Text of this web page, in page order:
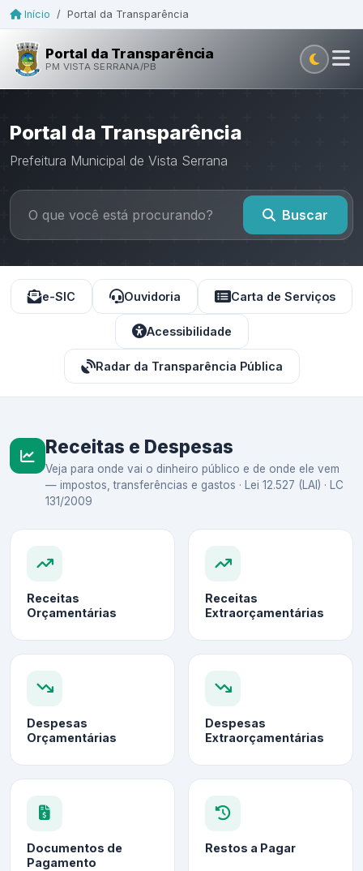
Início / Portal da Transparência
Portal da Transparência
PM VISTA SERRANA/PB
Portal da Transparência
Prefeitura Municipal de Vista Serrana
Buscar
e-SIC Ouvidoria Carta de Serviços
Acessibilidade
Radar da Transparência Pública
Receitas e Despesas
Veja para onde vai o dinheiro público e de onde ele vem
— impostos, transferências e gastos · Lei 12.527 (LAI) · LC
131/2009
Receitas
Orçamentárias
Receitas
Extraorçamentárias
Despesas
Orçamentárias
Despesas
Extraorçamentárias
Documentos de
Pagamento
Restos a Pagar